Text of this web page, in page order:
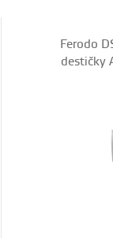
Ferodo
destičky